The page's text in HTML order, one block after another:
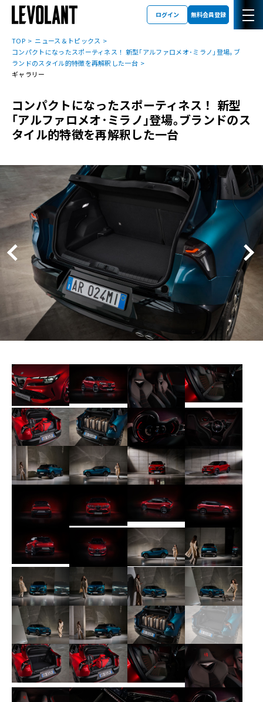
ログイン 無料会員登録
TOP
ニュース＆トピックス
コンパクトになったスポーティネス！ 新型｢アルファロメオ･ミラノ｣登場｡ブ
ランドのスタイル的特徴を再解釈した一台
ギャラリー
コンパクトになったスポーティネス！ 新型
｢アルファロメオ･ミラノ｣登場｡ブランドのス
タイル的特徴を再解釈した一台